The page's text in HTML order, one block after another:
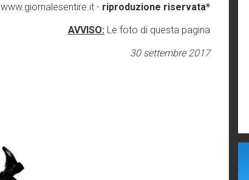
www.giornalesentire.it - riproduzione riservata*
AVVISO:Le foto di questa pagina
30 settembre 2017